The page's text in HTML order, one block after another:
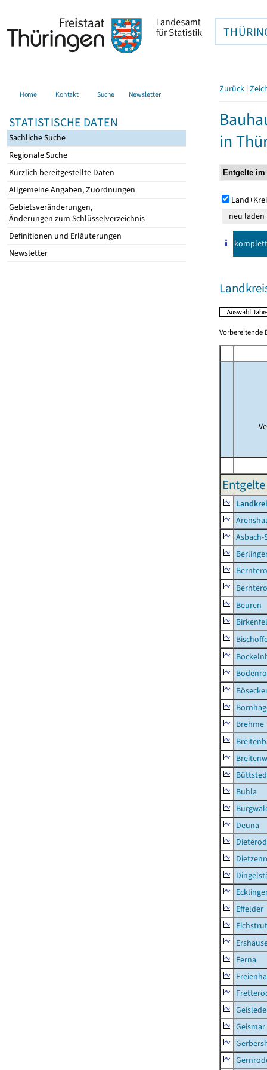
Home Kontakt Suche Newsletter
STATISTISCHE DATEN
Sachliche Suche
Regionale Suche
Kürzlich bereitgestellte Daten
Allgemeine Angaben, Zuordnungen
Gebietsveränderungen,
Änderungen zum Schlüsselverzeichnis
Definitionen und Erläuterungen
Newsletter
Zurück |
in
komplett
Vorbereitende
Asbach-
Beuren
Brehme
Buhla
Deuna
Effelder
Ferna
Geismar